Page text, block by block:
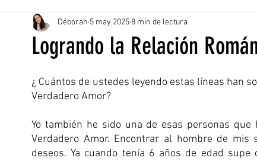
Próposito de Vida
Logrando la Relación
Déborah 5 may 2025 8 min de lectura
¿ Cuántos de ustedes leyendo estas líneas han
Verdadero Amor?
Yo también he sido una de esas personas
Verdadero Amor. Encontrar al hombre de
deseos. Ya cuando tenía 6 años de edad